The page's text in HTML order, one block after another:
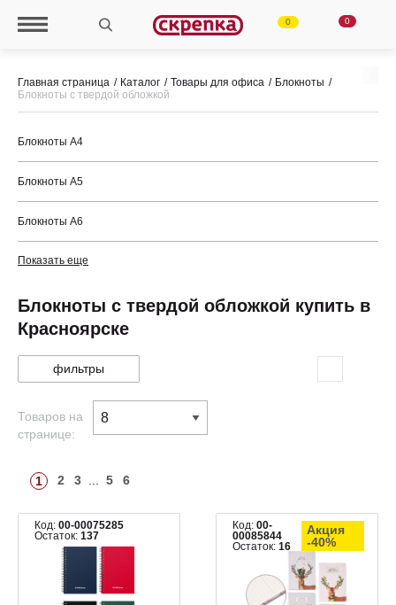
0 0
Главная страница Каталог Товары для офиса
Блокноты
Блокноты с твердой обложкой
Блокноты с твердой обложкой купить в
Красноярске
Блокноты А4
Блокноты А5
Блокноты А6
Показать еще
фильтры
Товаров на
странице:
1 2 3 5 6
Код: 00-00075285
Остаток: 137
Код:00-
00085844
Остаток:16
Акция
-40%